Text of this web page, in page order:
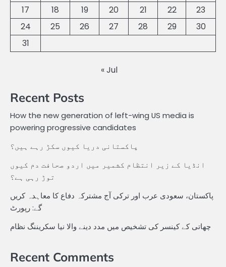
17
18 19 20 21 22
23
24
25 26 27 28 29
30
31
« Jul
Recent Posts
How the new generation of left-wing US media is
powering progressive candidates
پاکستانی دریا کیوں سکڑ رہے ہیں؟
انڈیا کے زیر انتظام کشمیر میں اردو صحافت دم کیوں
توڑ رہی ہے؟
پاکستان، سعودی عرب اور ترکی آج مشترکہ دفاع کا معاہدہ کریں
گے: رپورٹ
چھاتی کے کینسر کی تشخیص میں مدد دینے والا نیا سکریننگ نظام
Recent Comments